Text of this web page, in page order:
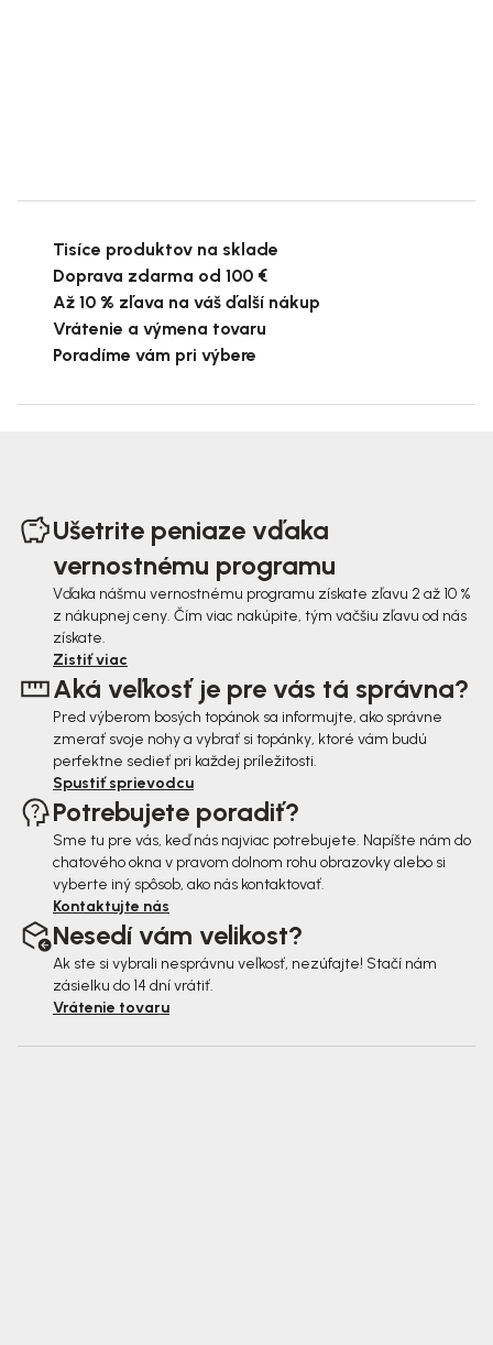
Tisíce produktov na sklade
Doprava zdarma od 100 €
Až 10 % zľava na váš ďalší nákup
Vrátenie a výmena tovaru
Poradíme vám pri výbere
Ušetrite peniaze vďaka
vernostnému programu
Vďaka nášmu vernostnému programu získate zľavu 2 až 10 %
z nákupnej ceny. Čím viac nakúpite, tým väčšiu zľavu od nás
získate.
Zistiť viac
Aká veľkosť je pre vás tá správna?
Pred výberom bosých topánok sa informujte, ako správne
zmerať svoje nohy a vybrať si topánky, ktoré vám budú
perfektne sedieť pri každej príležitosti.
Spustiť sprievodcu
Potrebujete poradiť?
Sme tu pre vás, keď nás najviac potrebujete. Napíšte nám do
chatového okna v pravom dolnom rohu obrazovky alebo si
vyberte iný spôsob, ako nás kontaktovať.
Kontaktujte nás
Nesedí vám velikost?
Ak ste si vybrali nesprávnu veľkosť, nezúfajte! Stačí nám
zásielku do 14 dní vrátiť.
Vrátenie tovaru